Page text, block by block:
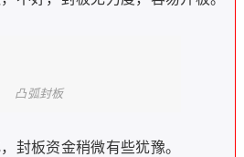
凸弧封板
封板资金稍微有些犹豫。